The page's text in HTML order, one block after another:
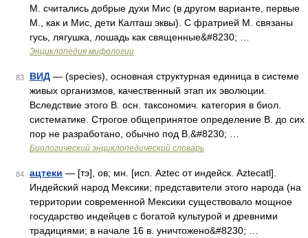
М. считались добрые духи Мис (в другом варианте, первые
М., как и Мис, дети Калташ эквы). С фратрией М. связаны
гусь, лягушка, лошадь как священные&#8230; …
Энциклопедия мифологии
83 ВИД — (species), основная структурная единица в системе
живых организмов, качественный этап их эволюции.
Вследствие этого В. осн. таксономич. категория в биол.
систематике. Строгое общепринятое определение В. до сих
пор не разработано, обычно под В.&#8230; …
Биологический энциклопедический словарь
84 ацтеки — [тэ], ов; мн. [исп. Aztec от индейск. Aztecatl].
Индейский народ Мексики; представители этого народа (на
территории современной Мексики существовало мощное
государство индейцев с богатой культурой и древними
традициями; в начале 16 в. уничтожено&#8230; …